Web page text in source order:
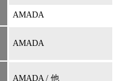
AMADA
AMADA
AMADA / 他